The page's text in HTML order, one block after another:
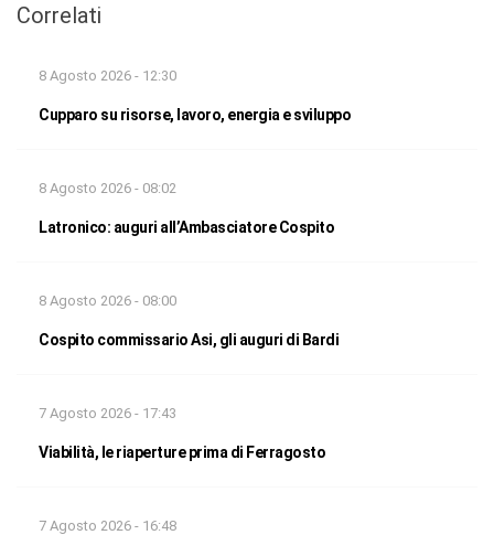
Correlati
8 Agosto 2026 - 12:30
Cupparo su risorse, lavoro, energia e sviluppo
8 Agosto 2026 - 08:02
Latronico: auguri all’Ambasciatore Cospito
8 Agosto 2026 - 08:00
Cospito commissario Asi, gli auguri di Bardi
7 Agosto 2026 - 17:43
Viabilità, le riaperture prima di Ferragosto
7 Agosto 2026 - 16:48